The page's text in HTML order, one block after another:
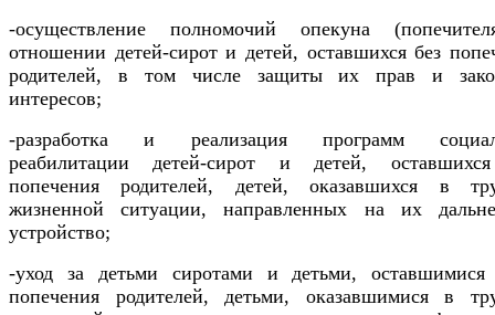
-осуществление полномочий опекуна
отношении детей-сирот и детей, оставшихся без
родителей, в том числе защиты их прав и
интересов;
-разработка и реализация программ
реабилитации детей-сирот и детей,
попечения родителей, детей, оказавшихся в
жизненной ситуации, направленных на их
устройство;
-уход за детьми сиротами и детьми,
попечения родителей, детьми, оказавшимися в